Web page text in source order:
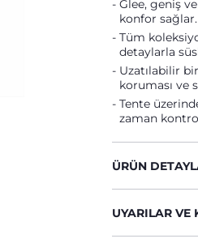
Glee, geniş
konfor sağlar.
Tüm
detaylarla
Uzatılabilir
koruması ve
Tente
zaman
ÜRÜN
UYARILAR VE